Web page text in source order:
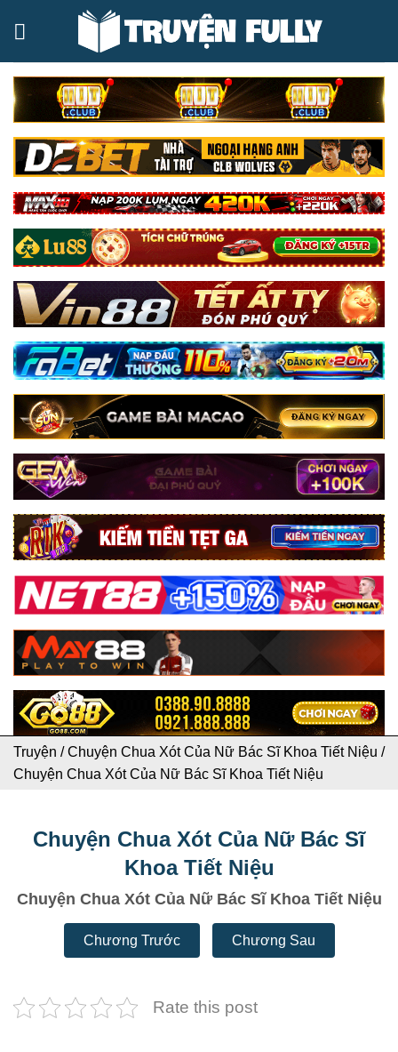
Truyện /Chuyện Chua Xót Của Nữ Bác Sĩ Khoa Tiết Niệu /
Chuyện Chua Xót Của Nữ Bác Sĩ Khoa Tiết Niệu
Chuyện Chua Xót Của Nữ Bác Sĩ
Khoa Tiết Niệu
Chuyện Chua Xót Của Nữ Bác Sĩ Khoa Tiết Niệu
Chương Trước Chương Sau
Rate this post